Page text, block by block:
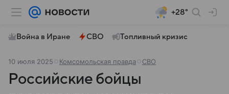
+28°
Война в Иране СВО Топливный кризис
10 июля 2025 Комсомольская правда СВО
Российские бойцы